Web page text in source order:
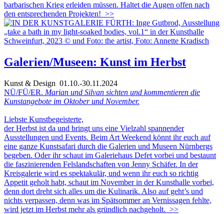
barbarischen Krieg erleiden müssen. Haltet die Augen offen nach
den entsprechenden Projekten! >>
Galerien/Museen: Kunst im Herbst
Kunst & Design 01.10.-30.11.2024
NÜ/FÜ/ER. Marian und Silvan sichten und kommentieren die
Kunstangebote im Oktober und November.
Liebste Kunstbegeisterte,
der Herbst ist da und bringt uns eine Vielzahl spannender
Ausstellungen und Events. Beim Art Weekend könnt ihr euch auf
eine ganze Kunstsafari durch die Galerien und Museen Nürnbergs
begeben. Oder ihr schaut im Galeriehaus Defet vorbei und bestaunt
die faszinierenden Felslandschaften von Jenny Schäfer. In der
Kreisgalerie wird es spektakulär, und wenn ihr euch so richtig
Appetit geholt habt, schaut im November in der Kunsthalle vorbei,
denn dort dreht sich alles um die Kulinarik. Also auf geht’s und
nichts verpassen, denn was im Spätsommer an Vernissagen fehlte,
wird jetzt im Herbst mehr als gründlich nachgeholt. >>